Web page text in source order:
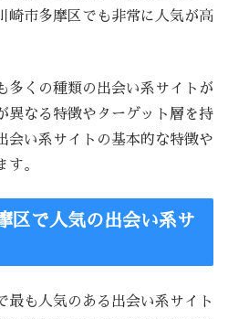
崎市多摩区でも非常に人気が高
多くの種類の出会い系サイトが
異なる特徴やターゲット層を持
会い系サイトの基本的な特徴や
す。
区で人気の出会い系サ
最も人気のある出会い系サイト